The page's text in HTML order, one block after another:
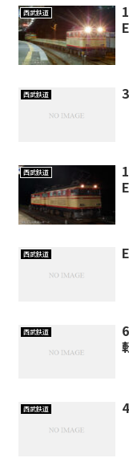
西武鉄道
西武鉄道
西武鉄道
西武鉄道
西武鉄道
西武鉄道